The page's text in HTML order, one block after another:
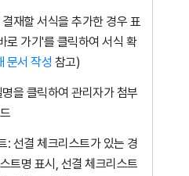
재할 서식을 추가한 경우 표
로 가기'를 클릭하여 서식 확
문서 작성 참고)
을 클릭하여 관리자가 첨부
: 선결 체크리스트가 있는 경
트명 표시, 선결 체크리스트